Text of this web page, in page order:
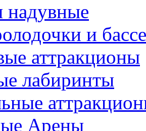
надувные
и
аттракционы
лабиринты
Арены